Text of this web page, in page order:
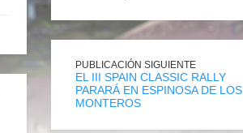
PUBLICACIÓN SIGUIENTE
EL III SPAIN CLASSIC RALLY
PARARÁ EN ESPINOSA DE LOS
MONTEROS